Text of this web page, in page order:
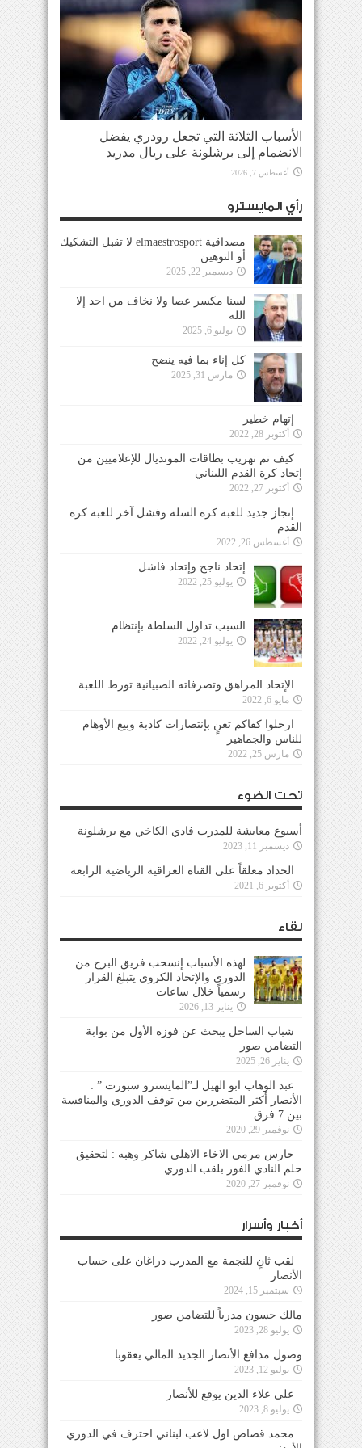
الأسباب الثلاثة التي تجعل رودري يفضل
الانضمام إلى برشلونة على ريال مدريد
أغسطس 7, 2026
رأي المايسترو
مصداقية elmaestrosport لا تقبل التشكيك
أو التوهين
ديسمبر 22, 2025
لسنا مكسر عصا ولا نخاف من احد إلا
الله
يوليو 6, 2025
كل إناء بما فيه ينضح
مارس 31, 2025
إتهام خطير
أكتوبر 28, 2022
كيف تم تهريب بطاقات المونديال للإعلاميين من
إتحاد كرة القدم اللبناني
أكتوبر 27, 2022
إنجاز جديد للعبة كرة السلة وفشل آخر للعبة كرة
القدم
أغسطس 26, 2022
إتحاد ناجح وإتحاد فاشل
يوليو 25, 2022
السبب تداول السلطة بإنتظام
يوليو 24, 2022
الإتحاد المراهق وتصرفاته الصبيانية تورط اللعبة
مايو 6, 2022
ارحلوا كفاكم تغنٍ بإنتصارات كاذبة وبيع الأوهام
للناس والجماهير
مارس 25, 2022
تحت الضوء
أسبوع معايشة للمدرب فادي الكاخي مع برشلونة
ديسمبر 11, 2023
الحداد معلقاً على القناة العراقية الرياضية الرابعة
أكتوبر 6, 2021
لقاء
لهذه الأسباب إنسحب فريق البرج من
الدوري والإتحاد الكروي يتبلغ القرار
رسمياً خلال ساعات
يناير 13, 2026
شباب الساحل يبحث عن فوزه الأول من بوابة
التضامن صور
يناير 26, 2025
عبد الوهاب ابو الهيل لـ”المايسترو سبورت ” :
الأنصار أكثر المتضررين من توقف الدوري والمنافسة
بين 7 فرق
نوفمبر 29, 2020
حارس مرمى الاخاء الاهلي شاكر وهبه : لتحقيق
حلم النادي الفوز بلقب الدوري
نوفمبر 27, 2020
أخبار وأسرار
لقب ثانٍ للنجمة مع المدرب دراغان على حساب
الأنصار
سبتمبر 15, 2024
مالك حسون مدرباً للتضامن صور
يوليو 28, 2023
وصول مدافع الأنصار الجديد المالي يعقوبا
يوليو 12, 2023
علي علاء الدين يوقع للأنصار
يوليو 8, 2023
محمد قصاص اول لاعب لبناني احترف في الدوري